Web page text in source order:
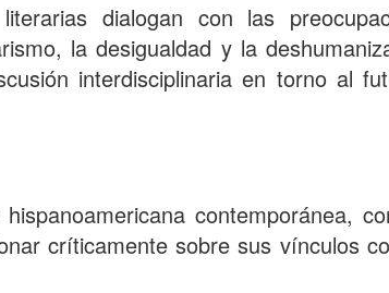
dialogan con las
la desigualdad y la
interdisciplinaria en torno al
contemporánea,
críticamente sobre sus vínculos